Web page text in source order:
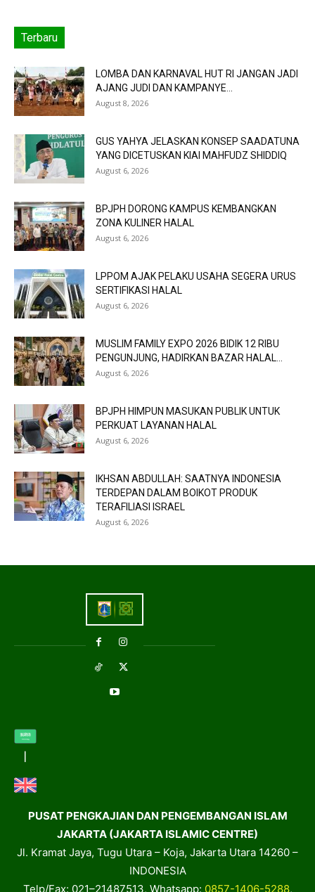
Terbaru
LOMBA DAN KARNAVAL HUT RI JANGAN JADI
AJANG JUDI DAN KAMPANYE...
August 8, 2026
GUS YAHYA JELASKAN KONSEP SAADATUNA
YANG DICETUSKAN KIAI MAHFUDZ SHIDDIQ
August 6, 2026
BPJPH DORONG KAMPUS KEMBANGKAN
ZONA KULINER HALAL
August 6, 2026
LPPOM AJAK PELAKU USAHA SEGERA URUS
SERTIFIKASI HALAL
August 6, 2026
MUSLIM FAMILY EXPO 2026 BIDIK 12 RIBU
PENGUNJUNG, HADIRKAN BAZAR HALAL...
August 6, 2026
BPJPH HIMPUN MASUKAN PUBLIK UNTUK
PERKUAT LAYANAN HALAL
August 6, 2026
IKHSAN ABDULLAH: SAATNYA INDONESIA
TERDEPAN DALAM BOIKOT PRODUK
TERAFILIASI ISRAEL
August 6, 2026
PUSAT PENGKAJIAN DAN PENGEMBANGAN ISLAM
JAKARTA (JAKARTA ISLAMIC CENTRE)
Jl. Kramat Jaya, Tugu Utara – Koja, Jakarta Utara 14260 –
INDONESIA
Telp/Fax: 021–21487513, Whatsapp: 0857-1406-5288,